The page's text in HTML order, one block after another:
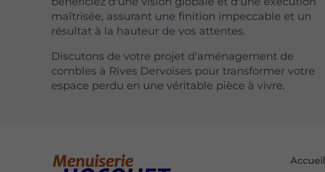
maîtrisée, assurant une finition impeccable et un
résultat à la hauteur de vos attentes.
Discutons de votre projet d'aménagement de
combles à Rives Dervoises pour transformer votre
espace perdu en une véritable pièce à vivre.
Accueil